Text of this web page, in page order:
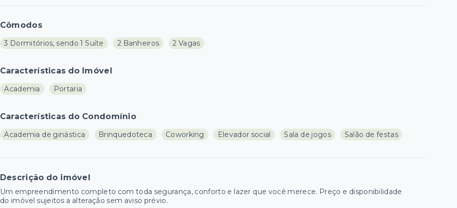
Cômodos
3 Dormitórios, sendo 1 Suíte 2 Banheiros 2 Vagas
Características do Imóvel
Academia Portaria
Características do Condomínio
Academia de ginástica Brinquedoteca Coworking Elevador social Sala de jogos Salão de festas
Descrição do imóvel
Um empreendimento completo com toda segurança, conforto e lazer que você merece. Preço e disponibilidade
do imóvel sujeitos a alteração sem aviso prévio.